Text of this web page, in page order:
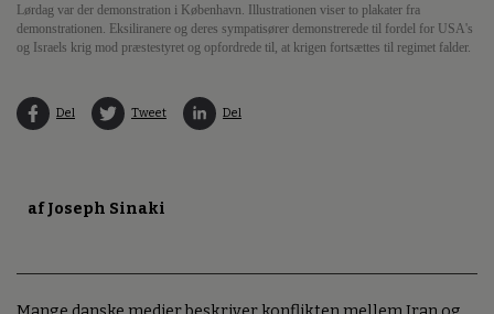
Lørdag var der demonstration i København. Illustrationen viser to plakater fra
demonstrationen. Eksiliranere og deres sympatisører demonstrerede til fordel for USA's
og Israels krig mod præstestyret og opfordrede til, at krigen fortsættes til regimet falder.
Del Tweet Del
af Joseph Sinaki